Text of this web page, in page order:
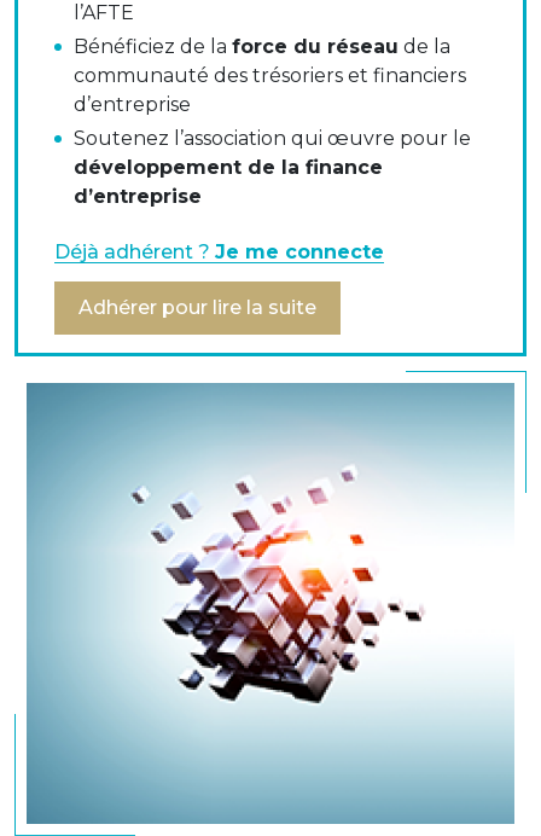
Ce guide pratique a été construit dans un esprit
pragmatique pour répondre à chaque question
posée sur l’IA en prévisions de trésorerie : possibilités,
limites, pré-requis et travail préparatoire, pour tous
les trésoriers qui souhaitent améliorer
la performance de leurs prévisions et ne pas
culpabiliser sur les limites de leur feuille Excel.
Mot de passe du guide technique : adhafte75
l’AFTE
Bénéficiez de la force du réseau de la
communauté des trésoriers et financiers
d’entreprise
Soutenez l’association qui œuvre pour le
développement de la finance
d’entreprise
Déjà adhérent ? Je me connecte
Adhérer pour lire la suite